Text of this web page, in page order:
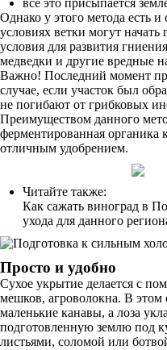
все это присыпается
Однако у этого метода есть
условиях ветки могут начать
условия для развития
медведки и другие вредные
Важно! Последний момент
случае, если участок был
не погибают от грибковых
Преимуществом данного
ферментированная органика
отличным удобрением.
Читайте также:
Как сажать виноград в
ухода для данного
Просто и удобно
Сухое укрытие делается с
мешков, агроволокна. В этом
маленькие канавы, а лоза
подготовленную землю под
листьями, соломой или